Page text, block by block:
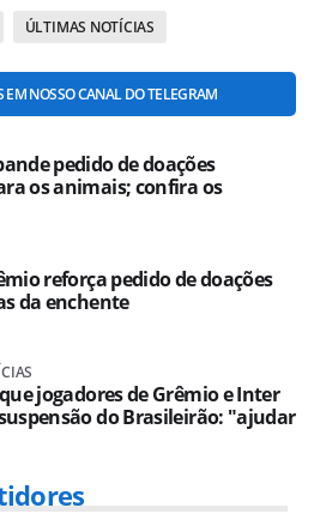
ÚLTIMAS NOTÍCIAS
EM NOSSO CANAL DO TELEGRAM
pedido de doações
os animais; confira os
reforça pedido de doações
da enchente
jogadores de Grêmio e Inter
do Brasileirão: "ajudar